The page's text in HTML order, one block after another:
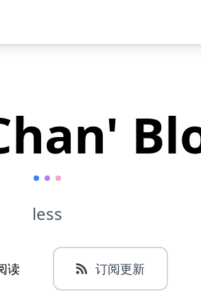
less
读 订阅更新